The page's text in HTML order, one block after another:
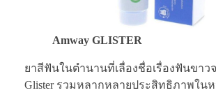
Amway GLISTER
ยาสีฟันในตำนานที่เลื่องชื่อเรื่องฟันขาว
Glister รวมหลากหลายประสิทธิภาพในห